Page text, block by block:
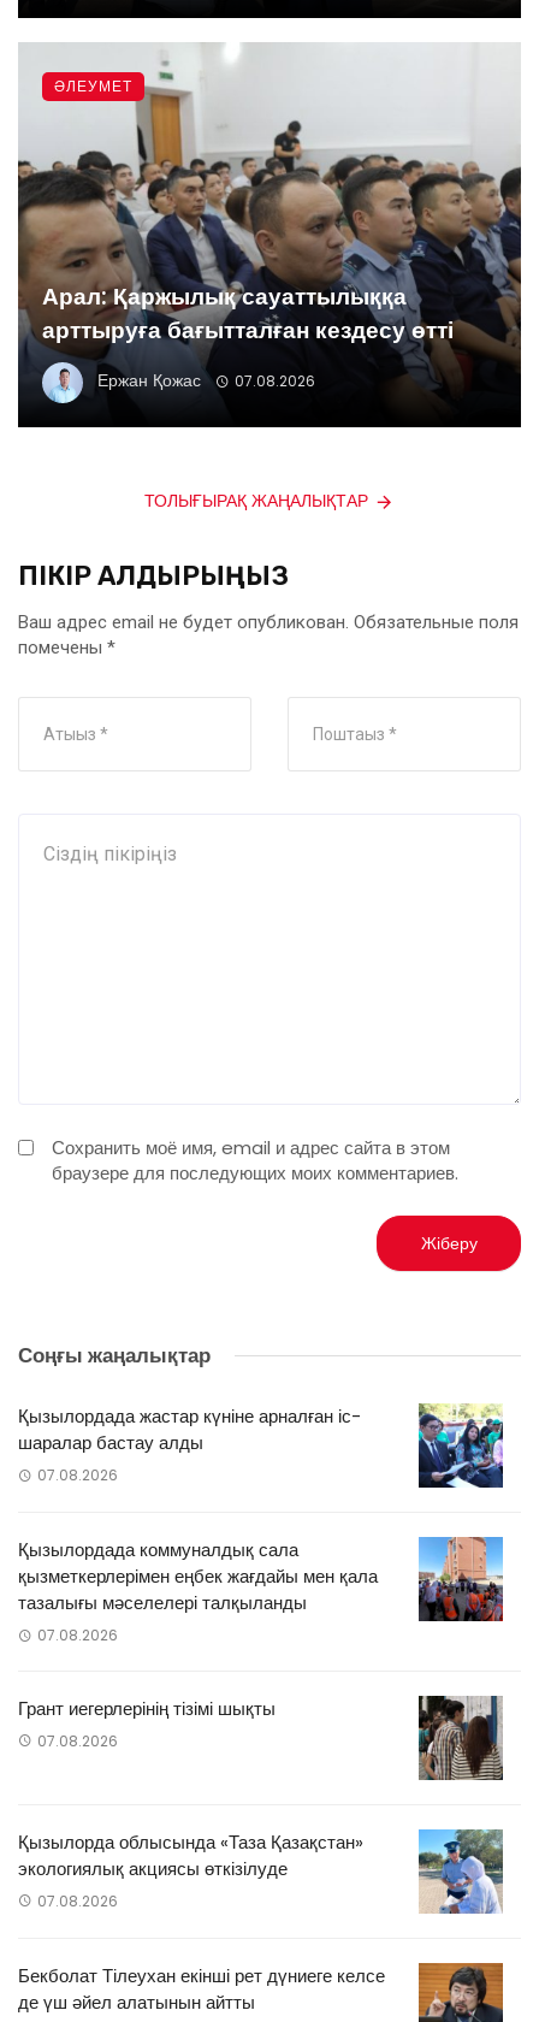
Арал: Қаржылық сауаттылыққа
арттыруға бағытталған кездесу өтті
Ержан Қожас 07.08.2026
ӘЛЕУМЕТ
ТОЛЫҒЫРАҚ ЖАҢАЛЫҚТАР
ПІКІР ҚАЛДЫРЫҢЫЗ
Ваш адрес email не будет опубликован. Обязательные поля
помечены *
Сохранить моё имя, email и адрес сайта в этом
браузере для последующих моих комментариев.
Соңғы жаңалықтар
Қызылордада жастар күніне арналған іс-
шаралар бастау алды
07.08.2026
Қызылордада коммуналдық сала
қызметкерлерімен еңбек жағдайы мен қала
тазалығы мәселелері талқыланды
07.08.2026
Грант иегерлерінің тізімі шықты
07.08.2026
Қызылорда облысында «Таза Қазақстан»
экологиялық акциясы өткізілуде
07.08.2026
Бекболат Тілеухан екінші рет дүниеге келсе
де үш әйел алатынын айтты